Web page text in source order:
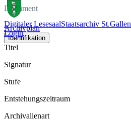
Digitaler LesesaalStaatsarchiv St.Gallen
Login
Dokument
Archivplan
Identifikation
Titel
Signatur
Stufe
Entstehungszeitraum
Archivalienart